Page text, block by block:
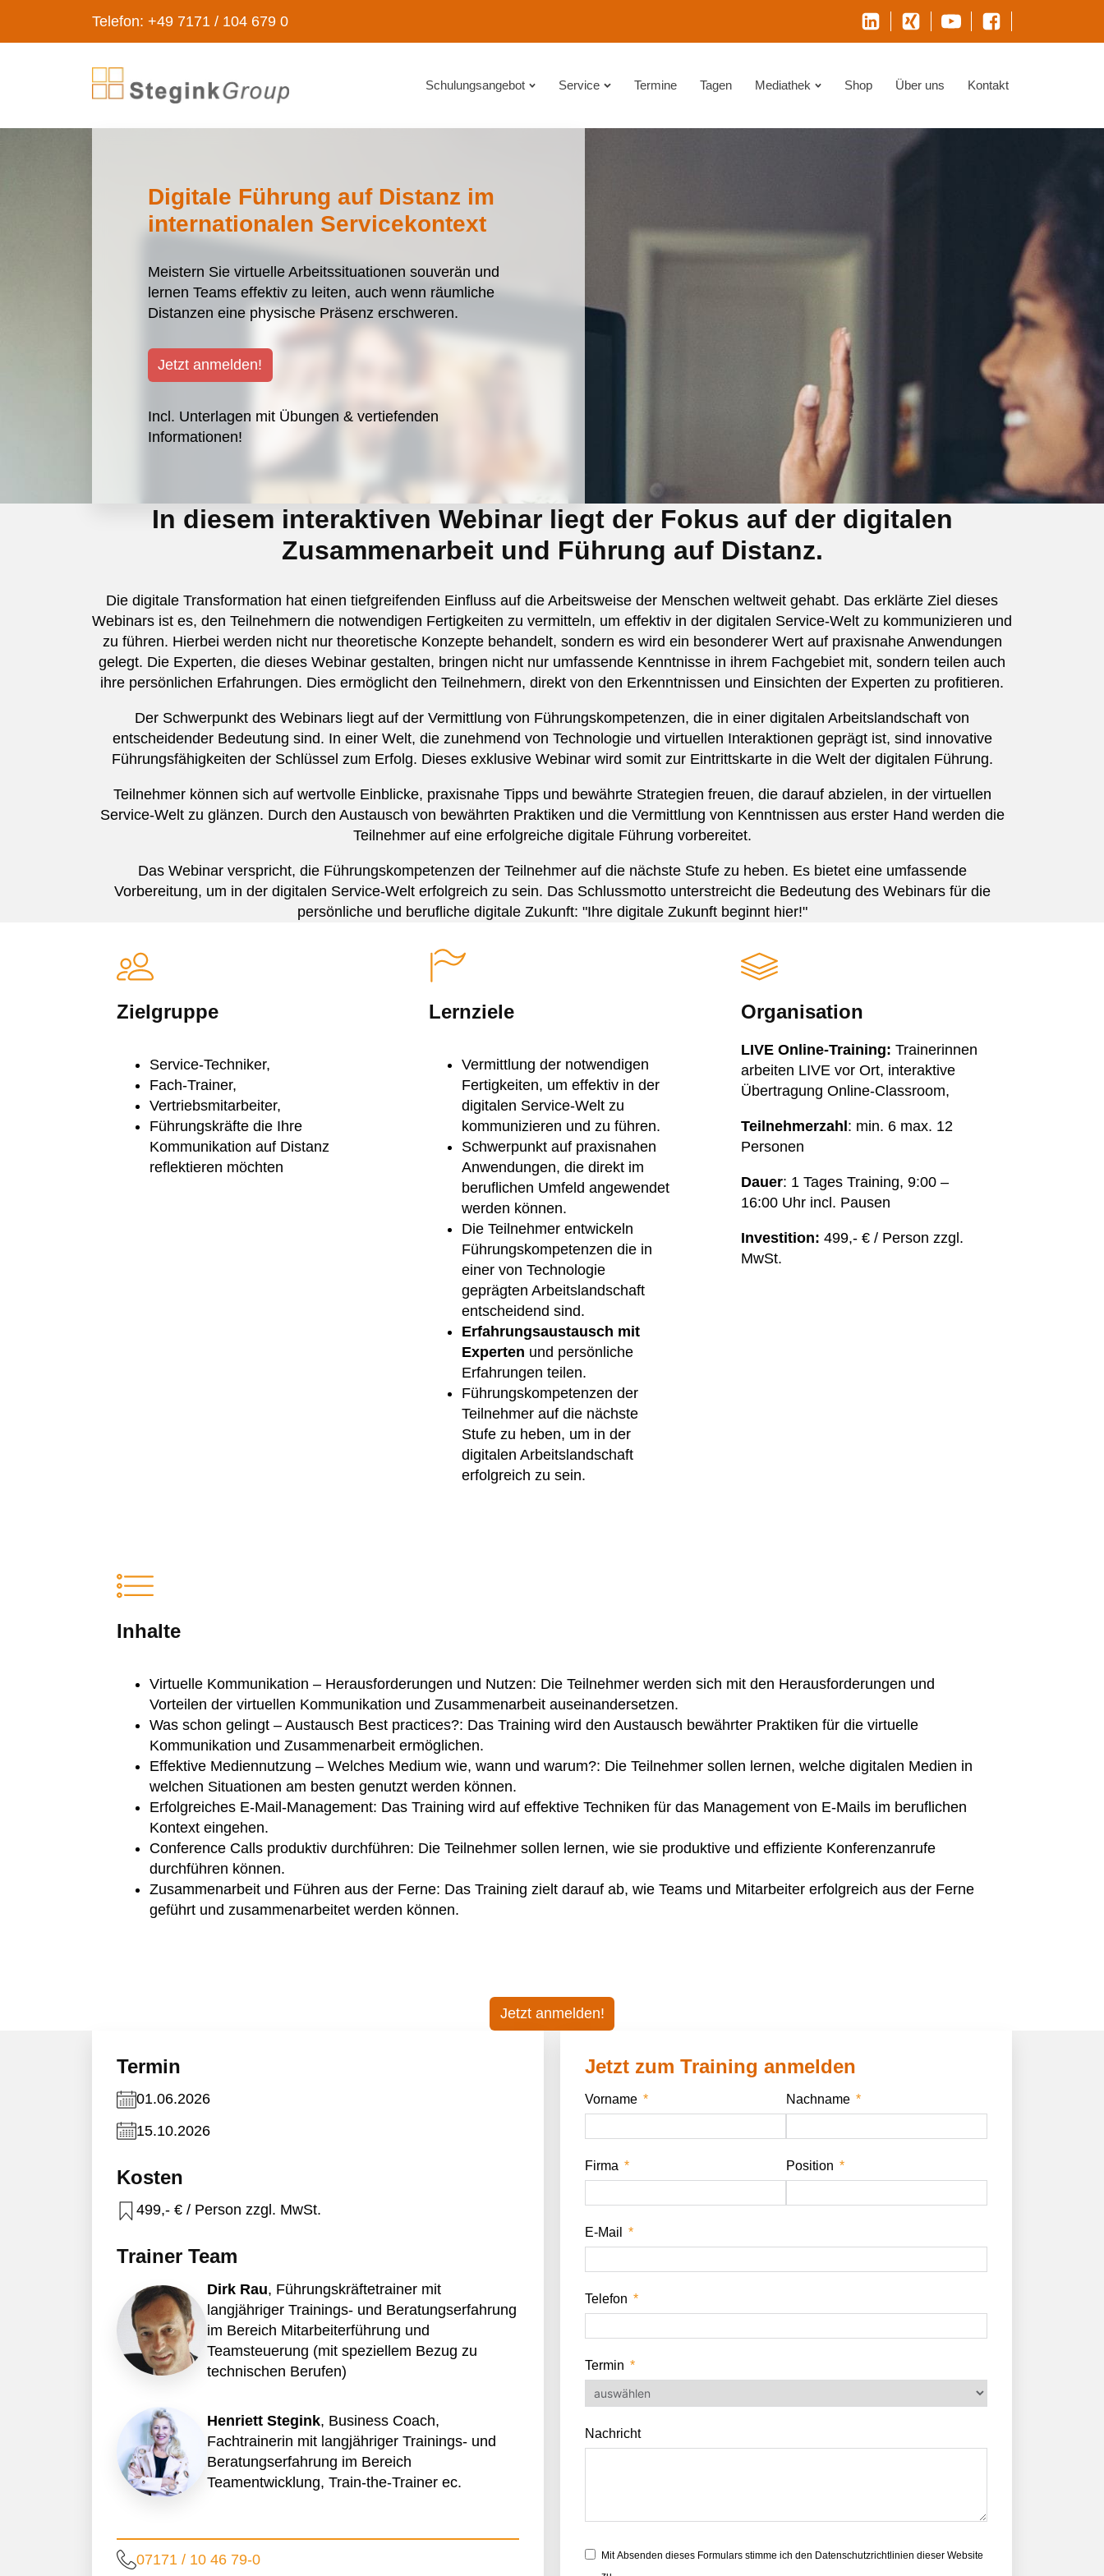
Telefon: +49 7171 / 104 679 0
Schulungsangebot Service Termine Tagen Mediathek Shop Über uns Kontakt
Digitale Führung auf Distanz im
internationalen Servicekontext
Meistern Sie virtuelle Arbeitssituationen souverän und
lernen Teams effektiv zu leiten, auch wenn räumliche
Distanzen eine physische Präsenz erschweren.
Jetzt anmelden!
Incl. Unterlagen mit Übungen & vertiefenden
Informationen!
In diesem interaktiven Webinar liegt der Fokus auf der digitalen
Zusammenarbeit und Führung auf Distanz.
Die digitale Transformation hat einen tiefgreifenden Einfluss auf die Arbeitsweise der Menschen weltweit gehabt. Das erklärte Ziel dieses
Webinars ist es, den Teilnehmern die notwendigen Fertigkeiten zu vermitteln, um effektiv in der digitalen Service-Welt zu kommunizieren und
zu führen. Hierbei werden nicht nur theoretische Konzepte behandelt, sondern es wird ein besonderer Wert auf praxisnahe Anwendungen
gelegt. Die Experten, die dieses Webinar gestalten, bringen nicht nur umfassende Kenntnisse in ihrem Fachgebiet mit, sondern teilen auch
ihre persönlichen Erfahrungen. Dies ermöglicht den Teilnehmern, direkt von den Erkenntnissen und Einsichten der Experten zu profitieren.
Der Schwerpunkt des Webinars liegt auf der Vermittlung von Führungskompetenzen, die in einer digitalen Arbeitslandschaft von
entscheidender Bedeutung sind. In einer Welt, die zunehmend von Technologie und virtuellen Interaktionen geprägt ist, sind innovative
Führungsfähigkeiten der Schlüssel zum Erfolg. Dieses exklusive Webinar wird somit zur Eintrittskarte in die Welt der digitalen Führung.
Teilnehmer können sich auf wertvolle Einblicke, praxisnahe Tipps und bewährte Strategien freuen, die darauf abzielen, in der virtuellen
Service-Welt zu glänzen. Durch den Austausch von bewährten Praktiken und die Vermittlung von Kenntnissen aus erster Hand werden die
Teilnehmer auf eine erfolgreiche digitale Führung vorbereitet.
Das Webinar verspricht, die Führungskompetenzen der Teilnehmer auf die nächste Stufe zu heben. Es bietet eine umfassende
Vorbereitung, um in der digitalen Service-Welt erfolgreich zu sein. Das Schlussmotto unterstreicht die Bedeutung des Webinars für die
persönliche und berufliche digitale Zukunft: "Ihre digitale Zukunft beginnt hier!"
Zielgruppe
Service-Techniker,
Fach-Trainer,
Vertriebsmitarbeiter,
Führungskräfte die Ihre
Kommunikation auf Distanz
reflektieren möchten
Lernziele
Vermittlung der notwendigen
Fertigkeiten, um effektiv in der
digitalen Service-Welt zu
kommunizieren und zu führen.
Schwerpunkt auf praxisnahen
Anwendungen, die direkt im
beruflichen Umfeld angewendet
werden können.
Die Teilnehmer entwickeln
Führungskompetenzen die in
einer von Technologie
geprägten Arbeitslandschaft
entscheidend sind.
Erfahrungsaustausch mit
Experten und persönliche
Erfahrungen teilen.
Führungskompetenzen der
Teilnehmer auf die nächste
Stufe zu heben, um in der
digitalen Arbeitslandschaft
erfolgreich zu sein.
Organisation
LIVE Online-Training: Trainerinnen
arbeiten LIVE vor Ort, interaktive
Übertragung Online-Classroom,
Teilnehmerzahl: min. 6 max. 12
Personen
Dauer: 1 Tages Training, 9:00 –
16:00 Uhr incl. Pausen
Investition: 499,- € / Person zzgl.
MwSt.
Inhalte
Virtuelle Kommunikation – Herausforderungen und Nutzen: Die Teilnehmer werden sich mit den Herausforderungen und
Vorteilen der virtuellen Kommunikation und Zusammenarbeit auseinandersetzen.
Was schon gelingt – Austausch Best practices?: Das Training wird den Austausch bewährter Praktiken für die virtuelle
Kommunikation und Zusammenarbeit ermöglichen.
Effektive Mediennutzung – Welches Medium wie, wann und warum?: Die Teilnehmer sollen lernen, welche digitalen Medien in
welchen Situationen am besten genutzt werden können.
Erfolgreiches E-Mail-Management: Das Training wird auf effektive Techniken für das Management von E-Mails im beruflichen
Kontext eingehen.
Conference Calls produktiv durchführen: Die Teilnehmer sollen lernen, wie sie produktive und effiziente Konferenzanrufe
durchführen können.
Zusammenarbeit und Führen aus der Ferne: Das Training zielt darauf ab, wie Teams und Mitarbeiter erfolgreich aus der Ferne
geführt und zusammenarbeitet werden können.
Jetzt anmelden!
Termin
01.06.2026
15.10.2026
Kosten
499,- € / Person zzgl. MwSt.
Trainer Team
Dirk Rau, Führungskräftetrainer mit
langjähriger Trainings- und Beratungserfahrung
im Bereich Mitarbeiterführung und
Teamsteuerung (mit speziellem Bezug zu
technischen Berufen)
Henriett Stegink, Business Coach,
Fachtrainerin mit langjähriger Trainings- und
Beratungserfahrung im Bereich
Teamentwicklung, Train-the-Trainer ec.
07171 / 10 46 79-0
Jetzt zum Training anmelden
Vorname Nachname
Firma Position
E-Mail
Telefon
Termin
Nachricht
Mit Absenden dieses Formulars stimme ich den Datenschutzrichtlinien dieser Website